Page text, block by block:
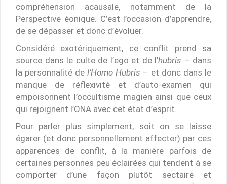
compréhension acausale, notamment de la
Perspective éonique. C’est l’occasion d’apprendre,
de se dépasser et donc d’évoluer.
Considéré exotériquement, ce conflit prend sa
source dans le culte de l’ego et de l’hubris – dans
la personnalité de l’Homo Hubris – et donc dans le
manque de réflexivité et d’auto-examen qui
empoisonnent l’occultisme magien ainsi que ceux
qui rejoignent l’ONA avec cet état d’esprit.
Pour parler plus simplement, soit on se laisse
égarer (et donc personnellement affecter) par ces
apparences de conflit, à la manière parfois de
certaines personnes peu éclairées qui tendent à se
comporter d’une façon plutôt sectaire et